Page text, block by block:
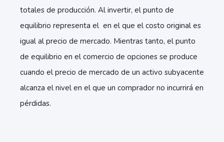
totales de producción. Al invertir, el punto de
equilibrio representa el en el que el costo original es
igual al precio de mercado. Mientras tanto, el punto
de equilibrio en el comercio de opciones se produce
cuando el precio de mercado de un activo subyacente
alcanza el nivel en el que un comprador no incurrirá en
pérdidas.